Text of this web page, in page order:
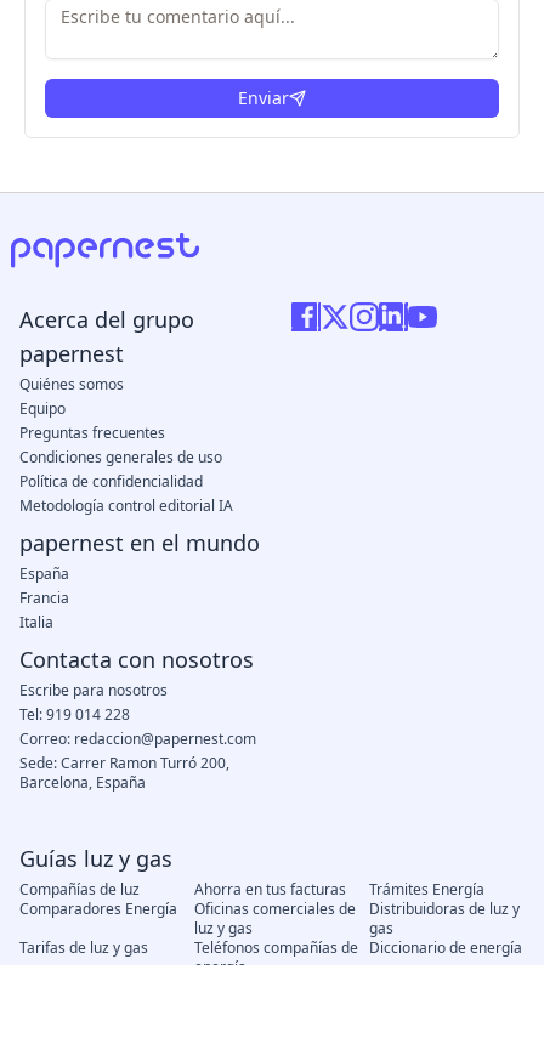
Enviar
Guías luz y gas
Compañías de luz Ahorra en tus facturas
Trámites Energía
Comparadores Energía
Oficinas comerciales de
luz y gas
Distribuidoras de luz y
gas
Tarifas de luz y gas
Teléfonos compañías de
energía
Diccionario de energía
Acerca del grupo
papernest
Quiénes somos
Equipo
Preguntas frecuentes
Condiciones generales de uso
Política de confidencialidad
Metodología control editorial IA
papernest en el mundo
España
Francia
Italia
Contacta con nosotros
Escribe para nosotros
Tel: 919 014 228
Correo: redaccion@papernest.com
Sede: Carrer Ramon Turró 200,
Barcelona, España